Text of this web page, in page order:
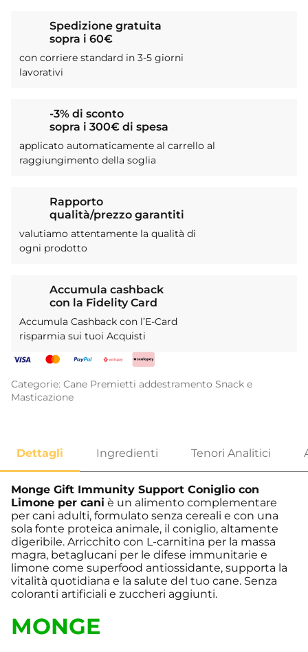
Spedizione gratuita
sopra i 60€
con corriere standard in 3-5 giorni
lavorativi
-3% di sconto
sopra i 300€ di spesa
applicato automaticamente al carrello al
raggiungimento della soglia
Rapporto
qualità/prezzo garantiti
valutiamo attentamente la qualità di
ogni prodotto
Accumula cashback
con la Fidelity Card
Accumula Cashback con l’E-Card
risparmia sui tuoi Acquisti
Categorie: Cane Premietti addestramento Snack e
Masticazione
Monge Gift Immunity Support Coniglio con
Limone per cani è un alimento complementare
per cani adulti, formulato senza cereali e con una
sola fonte proteica animale, il coniglio, altamente
digeribile. Arricchito con L-carnitina per la massa
magra, betaglucani per le difese immunitarie e
limone come superfood antiossidante, supporta la
vitalità quotidiana e la salute del tuo cane. Senza
coloranti artificiali e zuccheri aggiunti.
MONGE